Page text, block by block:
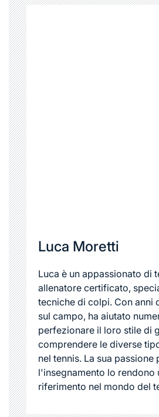
Luca Moretti
Luca è un appassionato di
allenatore certificato,
tecniche di colpi. Con anni
sul campo, ha aiutato
perfezionare il loro stile di
comprendere le diverse
nel tennis. La sua passione
l'insegnamento lo rendono
riferimento nel mondo del